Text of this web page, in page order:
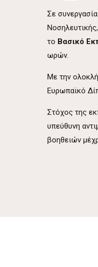
Σε
το Βασικό
ωρών.
Με την
Ευρωπαϊκό
Στόχος της
υπεύθυνη
βοηθειών